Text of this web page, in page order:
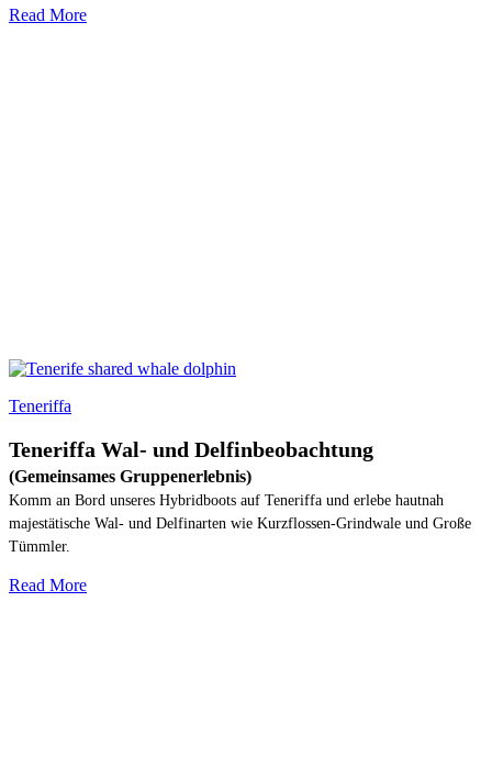
Read More
Teneriffa
Teneriffa Wal- und Delfinbeobachtung
(Gemeinsames Gruppenerlebnis)
Komm an Bord unseres Hybridboots auf Teneriffa und erlebe hautnah
majestätische Wal- und Delfinarten wie Kurzflossen-Grindwale und Große
Tümmler.
Read More